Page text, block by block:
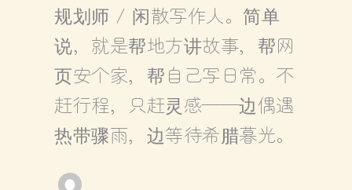
规划师 / 闲散写作人。简单
说，就是帮地方讲故事，帮网
页安个家，帮自己写日常。不
赶行程，只赶灵感——边偶遇
热带骤雨，边等待希腊暮光。